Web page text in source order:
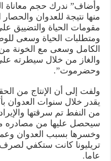
وأضاف” ندرك حجم معاناة
منها نتيجة للعدوان
مقومات الحياة والتضييق
ومتطلبات الحياة وسعى
الكامل وسعى مع الخونة
والغاز من خلال سيطرته
وحضرموت”.
ولفت إلى أن الإنتاج من
من النفط تم سرقتها
سيحصل عليها من مصادره
عاما.